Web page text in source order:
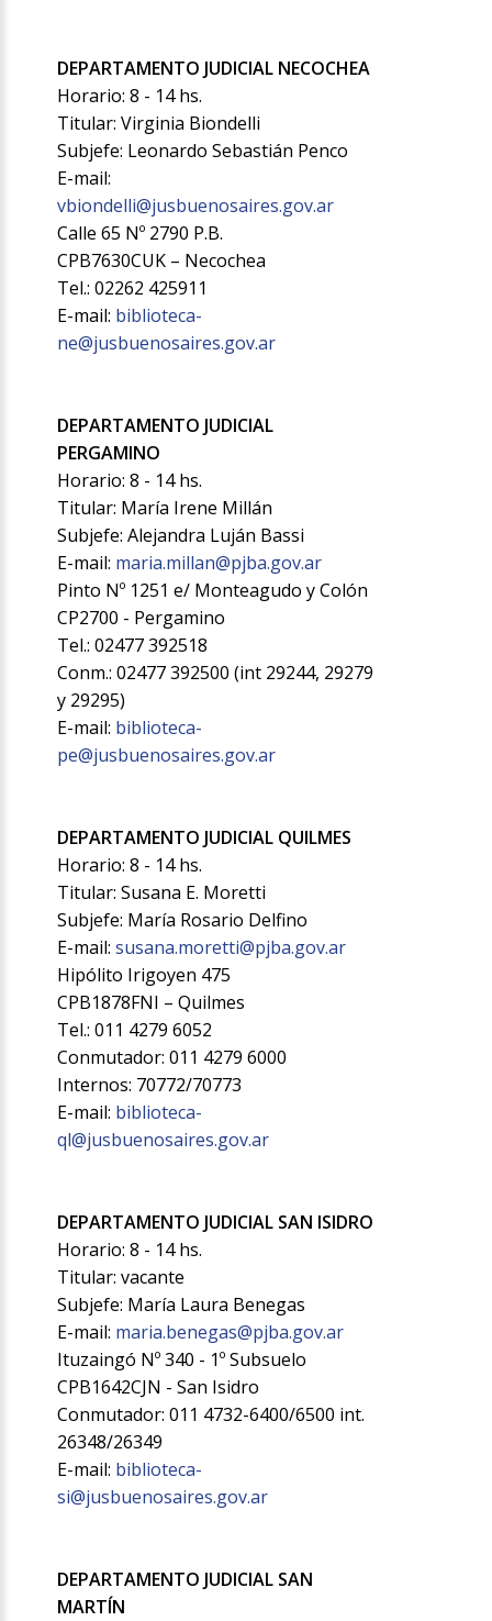
DEPARTAMENTO JUDICIAL NECOCHEA
Horario: 8 - 14 hs.
Titular: Virginia Biondelli
Subjefe: Leonardo Sebastián Penco
E-mail:
vbiondelli@jusbuenosaires.gov.ar
Calle 65 Nº 2790 P.B.
CPB7630CUK – Necochea
Tel.: 02262 425911
E-mail: biblioteca-
ne@jusbuenosaires.gov.ar
DEPARTAMENTO JUDICIAL
PERGAMINO
Horario: 8 - 14 hs.
Titular: María Irene Millán
Subjefe: Alejandra Luján Bassi
E-mail: maria.millan@pjba.gov.ar
Pinto Nº 1251 e/ Monteagudo y Colón
CP2700 - Pergamino
Tel.: 02477 392518
Conm.: 02477 392500 (int 29244, 29279
y 29295)
E-mail: biblioteca-
pe@jusbuenosaires.gov.ar
DEPARTAMENTO JUDICIAL QUILMES
Horario: 8 - 14 hs.
Titular: Susana E. Moretti
Subjefe: María Rosario Delfino
E-mail:susana.moretti@pjba.gov.ar
Hipólito Irigoyen 475
CPB1878FNI – Quilmes
Tel.: 011 4279 6052
Conmutador: 011 4279 6000
Internos: 70772/70773
E-mail: biblioteca-
ql@jusbuenosaires.gov.ar
DEPARTAMENTO JUDICIAL SAN ISIDRO
Horario: 8 - 14 hs.
Titular: vacante
Subjefe: María Laura Benegas
E-mail: maria.benegas@pjba.gov.ar
Ituzaingó Nº 340 - 1º Subsuelo
CPB1642CJN - San Isidro
Conmutador: 011 4732-6400/6500 int.
26348/26349
E-mail: biblioteca-
si@jusbuenosaires.gov.ar
DEPARTAMENTO JUDICIAL SAN
MARTÍN